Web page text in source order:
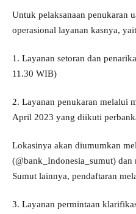
Untuk pelaksanaan penukaran
operasional layanan kasnya,
1. Layanan setoran dan
11.30 WIB)
2. Layanan penukaran melalui
April 2023 yang diikuti
Lokasinya akan diumumkan
(@bank_Indonesia_sumut)
Sumut lainnya, pendaftaran
3. Layanan permintaan